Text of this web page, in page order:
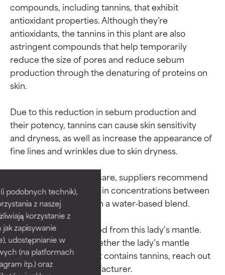
podobnych technik),
z naszej
korzystanie z
zapisywanie
udostępnianie w
(na platformach
itp.) oraz
compounds, including tannins, that exhibit
antioxidant properties. Although they’re
antioxidants, the tannins in this plant are also
astringent compounds that help temporarily
reduce the size of pores and reduce sebum
production through the denaturing of proteins on
skin.
Due to this reduction in sebum production and
their potency, tannins can cause skin sensitivity
and dryness, as well as increase the appearance of
fine lines and wrinkles due to skin dryness.
In cosmetics and skin care, suppliers recommend
using this plant extract in concentrations between
1%-5% when supplied in a water-based blend.
Tannins can be removed from this lady’s mantle.
For information on whether the lady’s mantle
extract in your product contains tannins, reach out
Oceny składników
BEST
Udowodnione i potwierdzone
przez niezależne badania.
Wyjątkowy składnik aktywny
odpowiedni dla większości
typów skóry i problemów
skórnych.
Oceny składników
BEST
Udowodnione i potwierdzone
przez niezależne badania.
Wyjątkowy składnik aktywny
odpowiedni dla większości
typów skóry i problemów
skórnych.